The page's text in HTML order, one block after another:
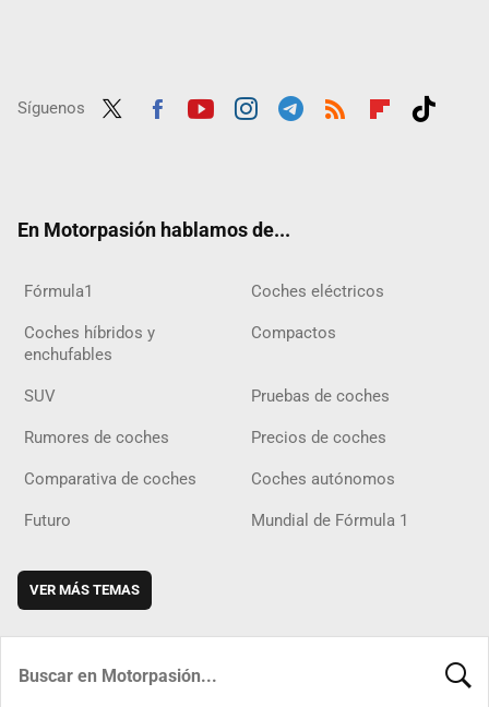
Síguenos
En Motorpasión hablamos de...
Fórmula1 Coches eléctricos
Coches híbridos y
enchufables
Compactos
SUV Pruebas de coches
Rumores de coches Precios de coches
Comparativa de coches Coches autónomos
Futuro Mundial de Fórmula 1
VER MÁS TEMAS